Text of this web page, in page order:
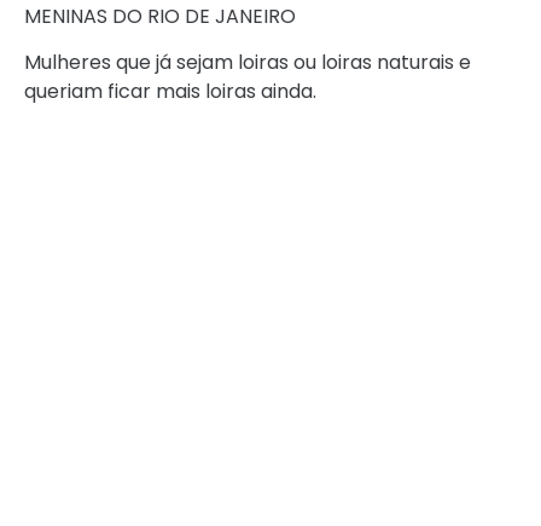
MENINAS DO RIO DE JANEIRO
Mulheres que já sejam loiras ou loiras naturais e
queriam ficar mais loiras ainda.